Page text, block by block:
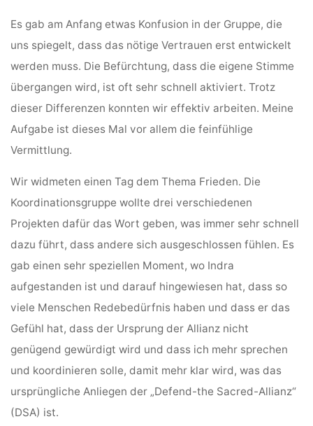
Es gab am Anfang etwas Konfusion in der Gruppe, die
uns spiegelt, dass das nötige Vertrauen erst entwickelt
werden muss. Die Befürchtung, dass die eigene Stimme
übergangen wird, ist oft sehr schnell aktiviert. Trotz
dieser Differenzen konnten wir effektiv arbeiten. Meine
Aufgabe ist dieses Mal vor allem die feinfühlige
Vermittlung.
Wir widmeten einen Tag dem Thema Frieden. Die
Koordinationsgruppe wollte drei verschiedenen
Projekten dafür das Wort geben, was immer sehr schnell
dazu führt, dass andere sich ausgeschlossen fühlen. Es
gab einen sehr speziellen Moment, wo Indra
aufgestanden ist und darauf hingewiesen hat, dass so
viele Menschen Redebedürfnis haben und dass er das
Gefühl hat, dass der Ursprung der Allianz nicht
genügend gewürdigt wird und dass ich mehr sprechen
und koordinieren solle, damit mehr klar wird, was das
ursprüngliche Anliegen der „Defend-the Sacred-Allianz“
(DSA) ist.